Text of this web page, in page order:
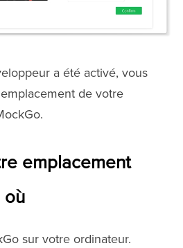
a été activé, vous
de votre
emplacement
où
sur votre ordinateur.